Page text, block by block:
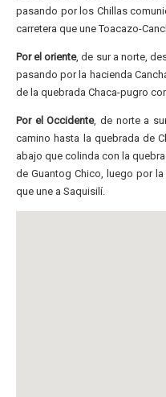
pasando por los Chillas
carretera que une Toacazo-
Por el oriente, de sur a norte,
pasando por la hacienda
de la quebrada Chaca-pugro
Por el Occidente, de norte a
camino hasta la quebrada de
abajo que colinda con la
de Guantog Chico, luego por
que une a Saquisilí.